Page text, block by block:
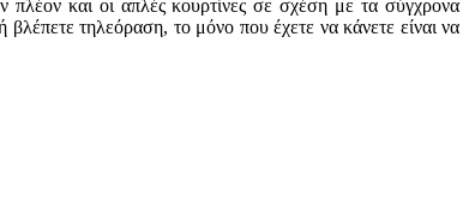
πλέον και οι απλές κουρτίνες σε σχέση με τα σύγχρονα
βλέπετε τηλεόραση, το μόνο που έχετε να κάνετε είναι να